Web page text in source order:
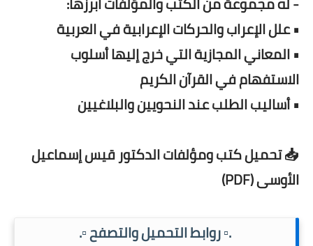
• علل الإعراب والحركات الإعرابية في العربية
• المعاني المجازية التي خرج إليها أسلوب
الاستفهام في القرآن الكريم
• أساليب الطلب عند النحويين والبلاغيين
📥 تحميل كتب ومؤلفات الدكتور قيس إسماعيل
الأوسى (PDF)
.▫️ روابط التحميل والتصفح ▫️.